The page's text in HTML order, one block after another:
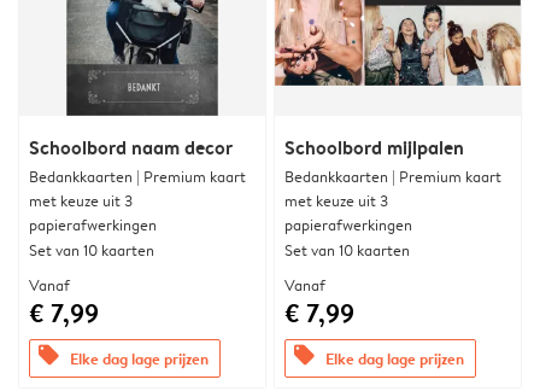
Schoolbord naam decor
Bedankkaarten | Premium kaart
met keuze uit 3
papierafwerkingen
Set van 10 kaarten
Vanaf
€ 7,99
offers Elke dag lage prijzen
Schoolbord mijlpalen
Bedankkaarten | Premium kaart
met keuze uit 3
papierafwerkingen
Set van 10 kaarten
Vanaf
€ 7,99
offers Elke dag lage prijzen